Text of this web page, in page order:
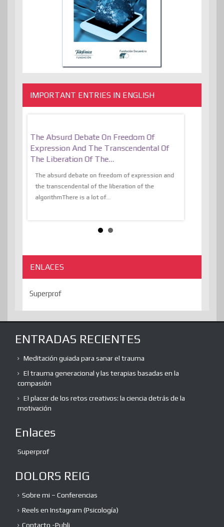
IMPORTANT ENTRIES IN ENGLISH
The Absurd Debate On Freedom Of
Expression And The Transcendental Of
The Liberation Of The…
The absurd debate on freedom of expression and
the transcendental of the liberation of the
algorithmThere is a lot of...
ENLACES
Superprof
ENTRADAS RECIENTES
Meditación guiada para sanar el trauma
El trauma generacional y las terapias basadas en la
compasión
El placer de los retos creativos: la ciencia detrás de la
motivación
Enlaces
Superprof
DOLORS REIG
Sobre mi – Conferencias
Reels en Instagram (Psicología)
Contacto -Publi